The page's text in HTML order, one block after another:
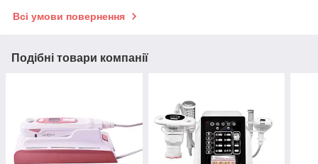
Всі умови повернення
Подібні товари компанії